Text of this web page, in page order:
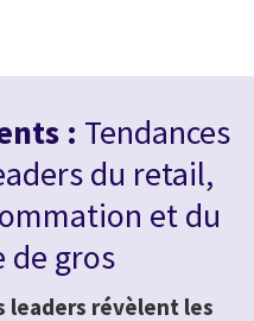
: Tendances
du retail,
et du
de gros
leaders révèlent les